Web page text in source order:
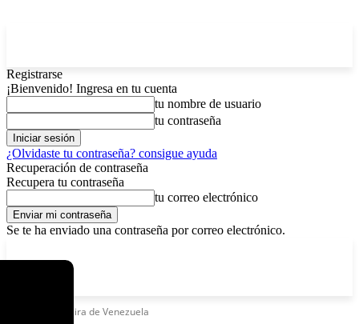
Registrarse
¡Bienvenido! Ingresa en tu cuenta
tu nombre de usuario
tu contraseña
¿Olvidaste tu contraseña? consigue ayuda
Recuperación de contraseña
Recupera tu contraseña
tu correo electrónico
Se te ha enviado una contraseña por correo electrónico.
Guaira de Venezuela